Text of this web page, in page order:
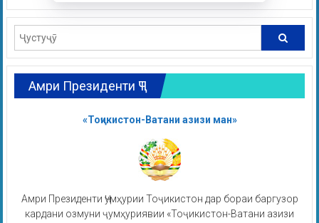
Амри Президенти ҶТ
«Тоҷикистон-Ватани азизи ман»
Амри Президенти Ҷумҳурии Тоҷикистон дар бораи баргузор
кардани озмуни ҷумҳуриявии «Тоҷикистон-Ватани азизи